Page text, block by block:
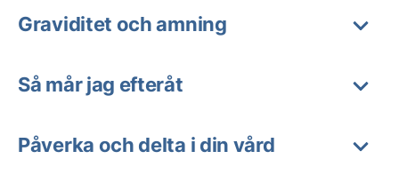
Graviditet och amning
Så mår jag efteråt
Påverka och delta i din vård